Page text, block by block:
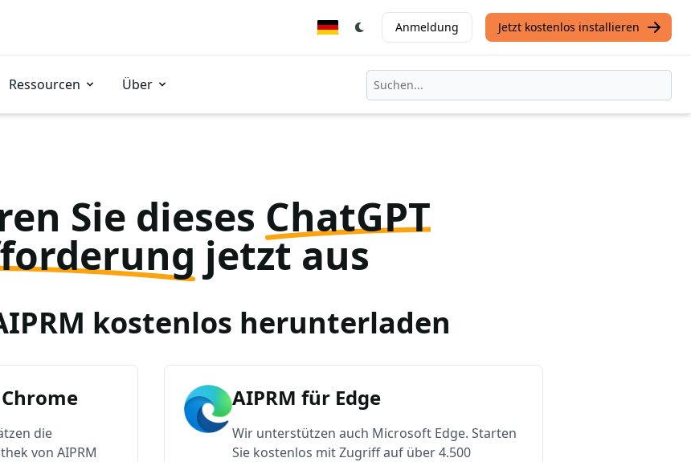
Anmeldung Jetzt kostenlos installieren
Ressourcen Über
Sie dieses ChatGPT
jetzt aus
kostenlos herunterladen
die
von AIPRM
AIPRM für Edge
Wir unterstützen auch Microsoft Edge. Starten
Sie kostenlos mit Zugriff auf über 4.500